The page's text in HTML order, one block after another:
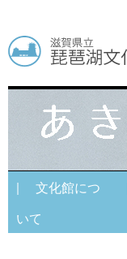
| 文化館につ
いて